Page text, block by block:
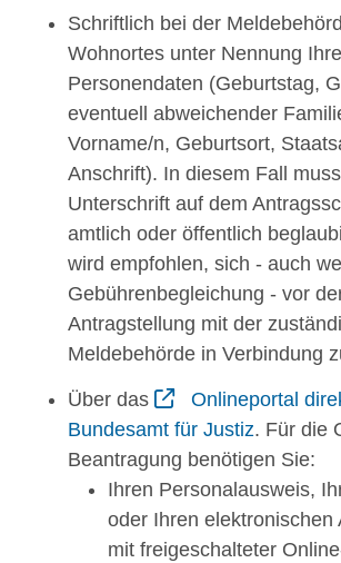
Schriftlich bei der
Wohnortes unter Nennung
Personendaten (Geburtstag,
eventuell abweichender
Vorname/n, Geburtsort,
Anschrift). In diesem Fall
Unterschrift auf dem
amtlich oder öffentlich
wird empfohlen, sich - auch
Gebührenbegleichung - vor
Antragstellung mit der
Meldebehörde in Verbindung
Über das
Onlineportal
Bundesamt für Justiz. Für die
Beantragung benötigen Sie:
Ihren Personalausweis,
oder Ihren elektronischen
mit freigeschalteter